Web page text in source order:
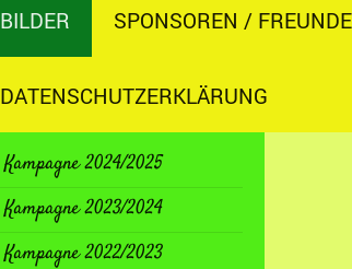
BILDER SPONSOREN / FREUNDE
DATENSCHUTZERKLÄRUNG
Kampagne 2024/2025
Kampagne 2023/2024
Kampagne 2022/2023